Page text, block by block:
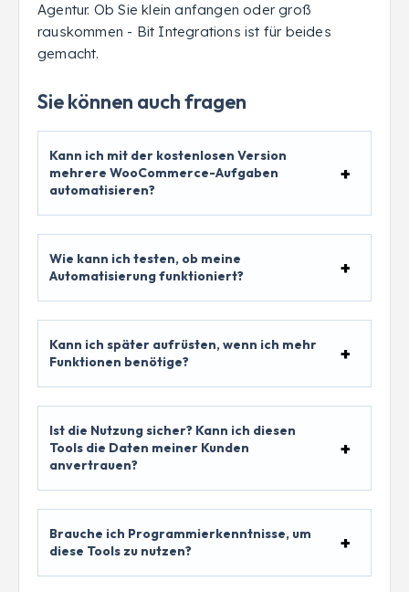
Agentur. Ob Sie klein anfangen oder groß
rauskommen - Bit Integrations ist für beides
gemacht.
Sie können auch fragen
Kann ich mit der kostenlosen Version
mehrere WooCommerce-Aufgaben
automatisieren?
Wie kann ich testen, ob meine
Automatisierung funktioniert?
Kann ich später aufrüsten, wenn ich mehr
Funktionen benötige?
Ist die Nutzung sicher? Kann ich diesen
Tools die Daten meiner Kunden
anvertrauen?
Brauche ich Programmierkenntnisse, um
diese Tools zu nutzen?